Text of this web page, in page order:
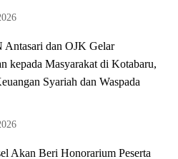
dan OJK Gelar
kepada Masyarakat di Kotabaru,
Syariah dan Waspada
Akan Beri Honorarium Peserta